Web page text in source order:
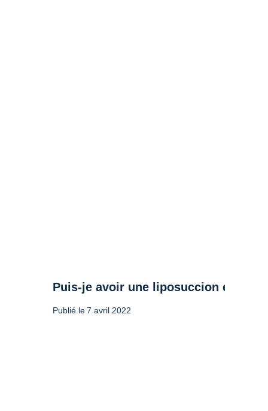
Puis-je avoir une liposuccion et une
Publié le 7 avril 2022